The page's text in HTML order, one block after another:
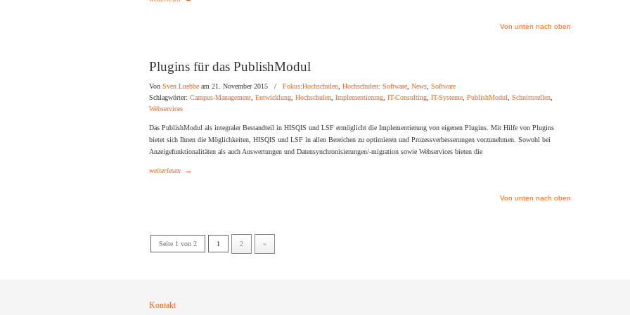
Von unten nach oben
Plugins für das PublishModul
Von Sven Luebbe am 21. November 2015 / Fokus:Hochschulen, Hochschulen: Software, News, Software
Schlagwörter: Campus-Management, Entwicklung, Hochschulen, Implementierung, IT-Consulting, IT-Systeme, PublishModul, Schnittstellen,
Webservices
Das PublishModul als integraler Bestandteil in HISQIS und LSF ermöglicht die Implementierung von eigenen Plugins. Mit Hilfe von Plugins
bietet sich Ihnen die Möglichkeiten, HISQIS und LSF in allen Bereichen zu optimieren und Prozessverbesserungen vorzunehmen. Sowohl bei
Anzeigefunktionalitäten als auch Auswertungen und Datensynchronisierungen/-migration sowie Webservices bieten die
weiterlesen →
Von unten nach oben
Seite 1 von 2 1 2 »
Kontakt